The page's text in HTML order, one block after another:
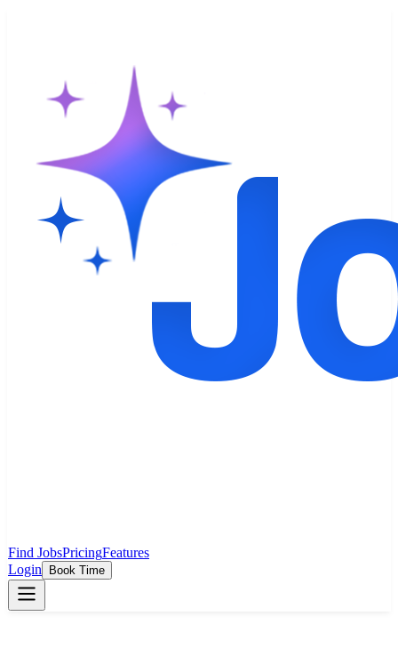
Find JobsPricingFeatures
Login
Book Time